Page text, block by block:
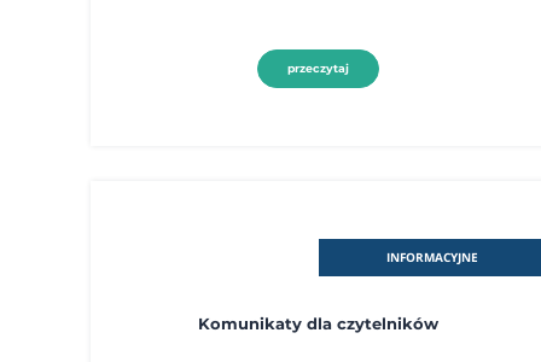
przeczytaj
INFORMACYJNE
Komunikaty dla czytelników